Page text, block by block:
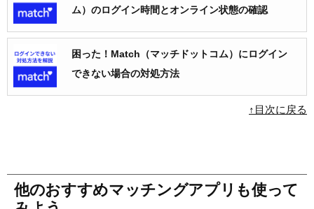
ム）のログイン時間とオンライン状態の確認
困った！Match（マッチドットコム）にログイン
できない場合の対処方法
↑目次に戻る
他のおすすめマッチングアプリも使って